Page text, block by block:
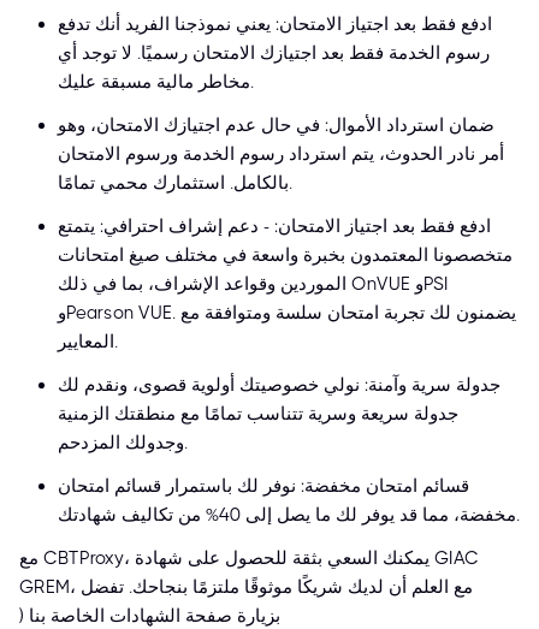
ادفع فقط بعد اجتياز الامتحان: يعني نموذجنا الفريد أنك تدفع
رسوم الخدمة فقط بعد اجتيازك الامتحان رسميًا. لا توجد أي
مخاطر مالية مسبقة عليك.
ضمان استرداد الأموال: في حال عدم اجتيازك الامتحان، وهو
أمر نادر الحدوث، يتم استرداد رسوم الخدمة ورسوم الامتحان
بالكامل. استثمارك محمي تمامًا.
ادفع فقط بعد اجتياز الامتحان: - دعم إشراف احترافي: يتمتع
متخصصونا المعتمدون بخبرة واسعة في مختلف صيغ امتحانات
الموردين وقواعد الإشراف، بما في ذلك OnVUE وPSI
وPearson VUE. يضمنون لك تجربة امتحان سلسة ومتوافقة مع
المعايير.
جدولة سرية وآمنة: نولي خصوصيتك أولوية قصوى، ونقدم لك
جدولة سريعة وسرية تتناسب تمامًا مع منطقتك الزمنية
وجدولك المزدحم.
قسائم امتحان مخفضة: نوفر لك باستمرار قسائم امتحان
مخفضة، مما قد يوفر لك ما يصل إلى 40% من تكاليف شهادتك.
مع CBTProxy، يمكنك السعي بثقة للحصول على شهادة GIAC
GREM، مع العلم أن لديك شريكًا موثوقًا ملتزمًا بنجاحك. تفضل
بزيارة صفحة الشهادات الخاصة بنا (